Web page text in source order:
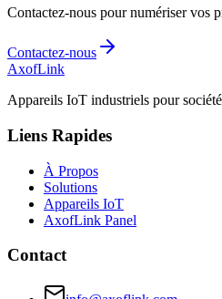
Contactez-nous pour numériser vos
Contactez-nous
AxofLink
Appareils IoT industriels pour
Liens Rapides
À Propos
Solutions
Appareils IoT
AxofLink Panel
Contact